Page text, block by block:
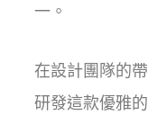
一。
在設計團隊的
研發這款優雅